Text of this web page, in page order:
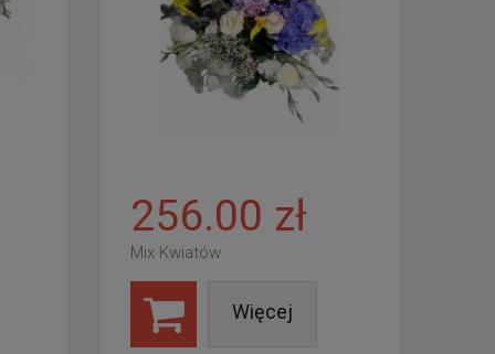
256.00 zł
Mix Kwiatów
Więcej